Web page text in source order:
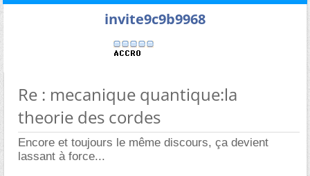
invite9c9b9968
Re : mecanique quantique:la
theorie des cordes
Encore et toujours le même discours, ça devient
lassant à force...